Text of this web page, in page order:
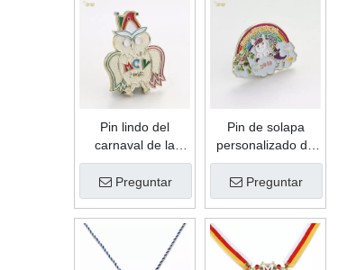
esmalte suave de
regalo de
promoción de alta
calidad
encargo de la
buena calidad
Pin lindo del
carnaval de la
aleación del cinc
de la forma linda
de encargo del
esmalte suave del
promoción de alta
Preguntar
Pin de solapa
personalizado de
esmalte suave de
color de relleno de
arco iris de metal
de alta calidad de
ventas calientes
Preguntar